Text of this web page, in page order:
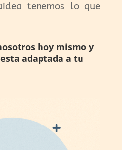
tenemos lo que
hoy mismo y
adaptada a tu